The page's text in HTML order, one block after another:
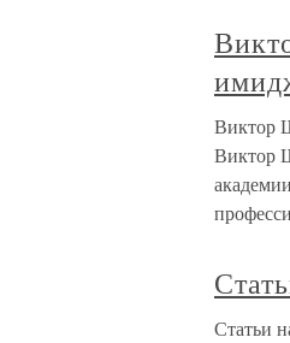
Виктор
Виктор
Статьи